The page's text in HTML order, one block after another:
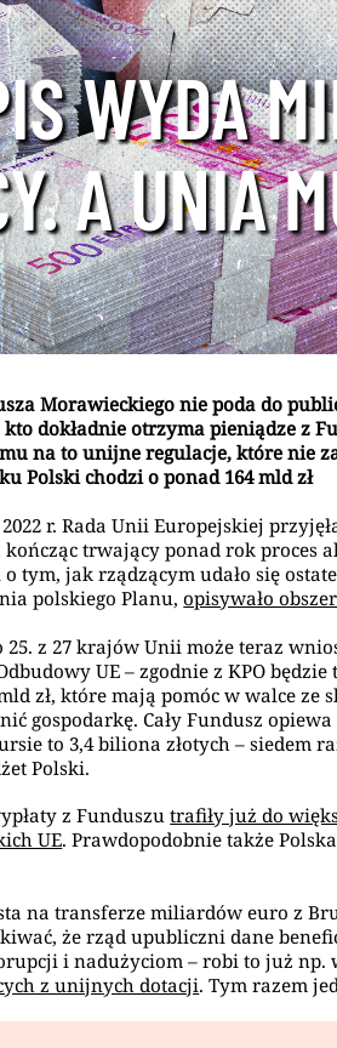
WYDA
A UNIA
Morawieckiego nie poda do
dokładnie otrzyma pieniądze z
na to unijne regulacje, które nie
Polski chodzi o ponad 164 mld zł
2022 r. Rada Unii Europejskiej
trwający ponad rok proces
tym, jak rządzącym udało się
polskiego Planu,opisywało
25. z 27 krajów Unii może teraz
UE – zgodnie z KPO
zł, które mają pomóc w walce ze
gospodarkę. Cały Fundusz
to 3,4 biliona złotych – siedem
Polski.
z Funduszutrafiły już do
UE. Prawdopodobnie także
na transferze miliardów euro z
że rząd upubliczni dane
i nadużyciom – robi to już
z unijnych dotacji. Tym razem